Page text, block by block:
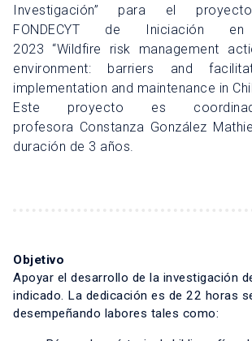
Investigación” para el proyecto
FONDECYT de Iniciación en
2023 “Wildfire risk management
environment: barriers and
implementation and maintenance in
Este proyecto es
profesora Constanza González
duración de 3 años.
Objetivo
Apoyar el desarrollo de la investigación
indicado. La dedicación es de 22 horas
desempeñando labores tales como: